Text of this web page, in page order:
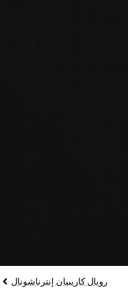
رويال كاريبيان إنترناشونال